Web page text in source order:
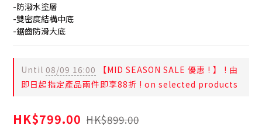
-防潑水塗層
-雙密度結構中底
-鋸齒防滑大底
Until 08/09 16:00 【MID SEASON SALE 優惠 ! 】 ! 由
即日起指定產品兩件即享88折 ! on selected products
HK$799.00 HK$899.00